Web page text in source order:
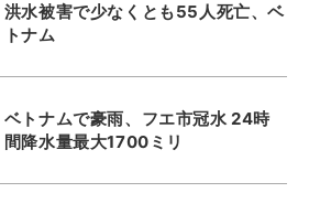
洪水被害で少なくとも55人死亡、ベ
トナム
ベトナムで豪雨、フエ市冠水 24時
間降水量最大1700ミリ